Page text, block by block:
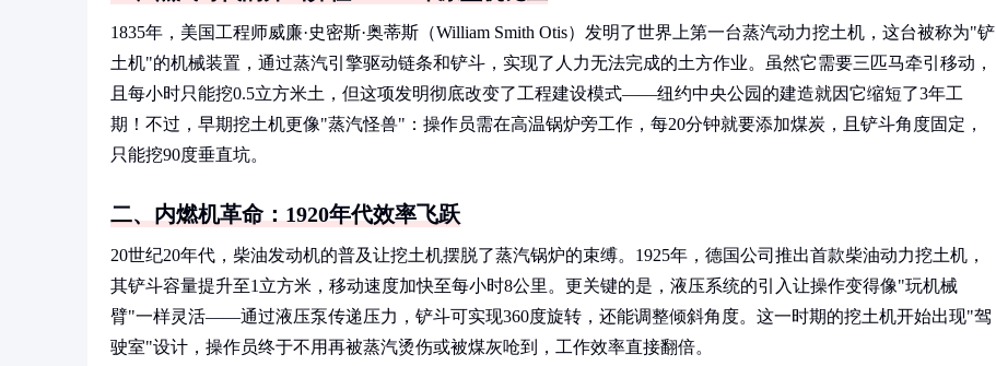
1835年，美国工程师威廉·史密斯·奥蒂斯（William Smith Otis）发明了世界上第一台蒸汽动力挖土机，这台被称为"铲
土机"的机械装置，通过蒸汽引擎驱动链条和铲斗，实现了人力无法完成的土方作业。虽然它需要三匹马牵引移动，
且每小时只能挖0.5立方米土，但这项发明彻底改变了工程建设模式——纽约中央公园的建造就因它缩短了3年工
期！不过，早期挖土机更像"蒸汽怪兽"：操作员需在高温锅炉旁工作，每20分钟就要添加煤炭，且铲斗角度固定，
只能挖90度垂直坑。
二、内燃机革命：1920年代效率飞跃
20世纪20年代，柴油发动机的普及让挖土机摆脱了蒸汽锅炉的束缚。1925年，德国公司推出首款柴油动力挖土机，
其铲斗容量提升至1立方米，移动速度加快至每小时8公里。更关键的是，液压系统的引入让操作变得像"玩机械
臂"一样灵活——通过液压泵传递压力，铲斗可实现360度旋转，还能调整倾斜角度。这一时期的挖土机开始出现"驾
驶室"设计，操作员终于不用再被蒸汽烫伤或被煤灰呛到，工作效率直接翻倍。